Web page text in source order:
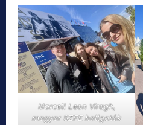
Marcell Leon Viragh,
magyar SZFE hallgatók